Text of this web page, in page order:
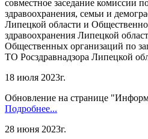
совместное заседание комиссии
здравоохранения, семьи и
Липецкой области и
здравоохранения Липецкой
Общественных организаций по
ТО Росздравнадзора Липецкой
18 июля 2023г.
Обновление на странице
Подробнее...
28 июня 2023г.